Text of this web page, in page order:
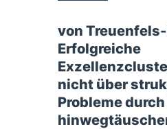
von
Erfolgreiche
nicht über
Probleme